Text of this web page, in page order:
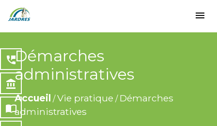
menu
Démarches
administratives
Accueil /Vie pratique / Démarches
administratives
perm_phone_msg
account_balance
import_contacts